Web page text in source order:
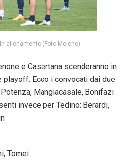
allenamento (Foto Melone)
e Casertana scenderanno in
playoff. Ecco i convocati dai due
Mangiacasale, Bonifazi
invece per Tedino: Berardi,
Tomei